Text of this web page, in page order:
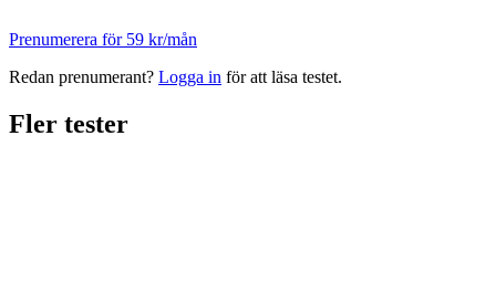
Prenumerera för 59 kr/mån
Redan prenumerant? Logga in för att läsa testet.
Fler tester